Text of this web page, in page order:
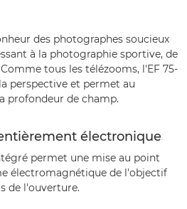
des photographes soucieux
à la photographie sportive, de
tous les télézooms, l'EF 75-
perspective et permet au
profondeur de champ.
électronique
permet une mise au point
électromagnétique de l'objectif
de l'ouverture.